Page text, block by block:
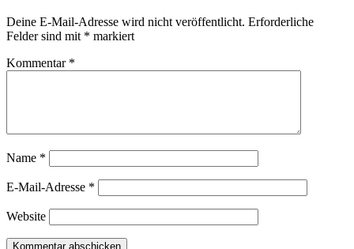
Deine E-Mail-Adresse wird nicht veröffentlicht. Erforderliche
Felder sind mit * markiert
Kommentar *
Name *
E-Mail-Adresse *
Website